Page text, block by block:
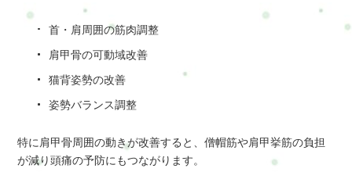
首・肩周囲の筋肉調整
肩甲骨の可動域改善
猫背姿勢の改善
姿勢バランス調整
特に肩甲骨周囲の動きが改善すると、僧帽筋や肩甲挙筋の負担
が減り頭痛の予防にもつながります。